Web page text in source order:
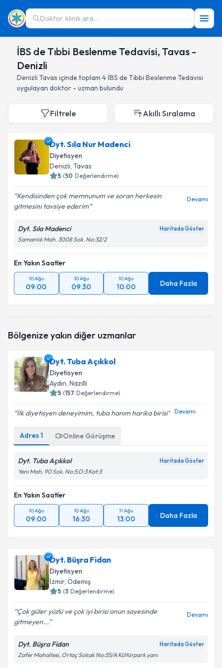
Doktor, klinik ara...
İBS de Tıbbi Beslenme Tedavisi, Tavas -
Denizli
Denizli Tavas içinde toplam 4 İBS de Tıbbi Beslenme Tedavisi
uygulayan doktor - uzman bulundu
Filtrele Akıllı Sıralama
Dyt. Sıla Nur Madenci
Diyetisyen
Denizli, Tavas
5 (50 Değerlendirme)
Kendisinden çok memnunum ve soran herkesin
gitmesini tavsiye ederim
Devamı
Dyt. Sıla Madenci Haritada Göster
Samanlık Mah. 3008 Sok. No:32/2
En Yakın Saatler
10 Ağu
09:00
10 Ağu
09:30
10 Ağu
10:00 Daha Fazla
Bölgenize yakın diğer uzmanlar
Dyt. Tuba Açıkkol
Diyetisyen
Aydın, Nazilli
5 (157 Değerlendirme)
İlk diyetisyen deneyimim, tuba hanım harika birisi Devamı
Adres 1 Online Görüşme
Dyt. Tuba Açıkkol Haritada Göster
Yeni Mah. 90 Sok. No:5 D:3 Kat:3
En Yakın Saatler
10 Ağu
09:00
10 Ağu
16:30
11 Ağu
13:00 Daha Fazla
Dyt. Büşra Fidan
Diyetisyen
İzmir, Ödemiş
5 (3 Değerlendirme)
Çok güler yüzlü ve çok iyi birisi onun sayesinde
gitmeyen...
Devamı
Dyt. Büşra Fidan Haritada Göster
Zafer Mahallesi, Ortaç Sokak No:55/A Kültürpark yanı